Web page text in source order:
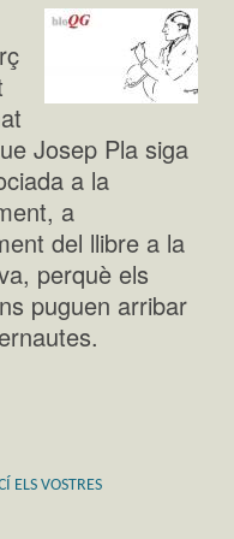
Josep Pla siga
a la
a
del llibre a la
perquè els
puguen arribar
ELS VOSTRES